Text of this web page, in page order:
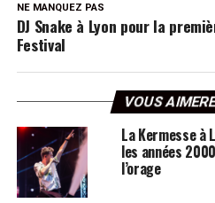
NE MANQUEZ PAS
DJ Snake à Lyon pour la
Festival
VOUS
La Kermesse à
les années
l’orage